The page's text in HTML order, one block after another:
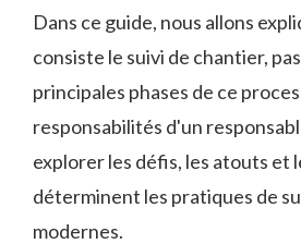
Dans ce guide, nous allons
consiste le suivi de chantier,
principales phases de ce
responsabilités d'un
explorer les défis, les atouts et
déterminent les pratiques de
modernes.